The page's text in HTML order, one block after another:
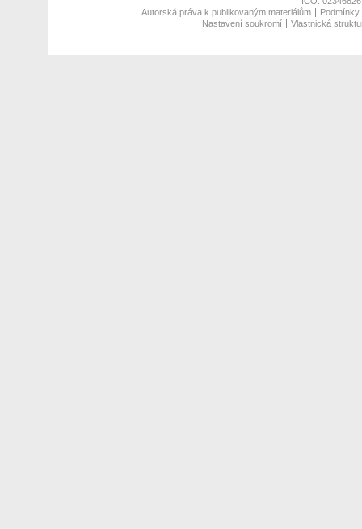
Autorská práva k publikovaným materiálům
Nastavení soukromí
Vlastnická